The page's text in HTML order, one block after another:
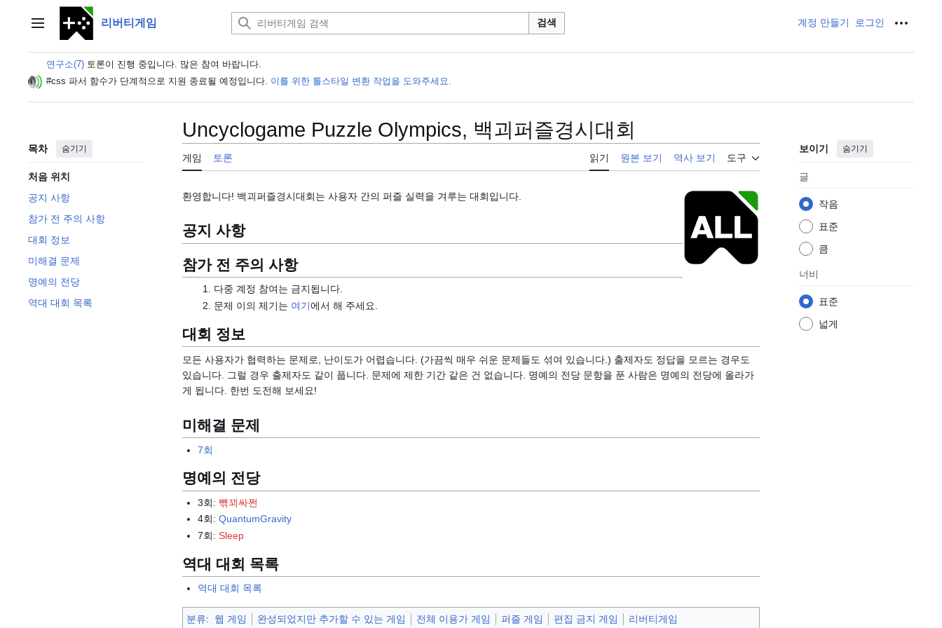
주 메뉴 리버티게임 검색 계정 만들기 로그인 개인 도구
연구소(7)토론이 진행 중입니다. 많은 참여 바랍니다.
#css 파서 함수가 단계적으로 지원 종료될 예정입니다. 이를 위한 틀스타일 변환 작업을 도와주세요.
목차 숨기기
처음 위치
공지 사항
참가 전 주의 사항
대회 정보
미해결 문제
명예의 전당
역대 대회 목록
Uncyclogame Puzzle Olympics, 백괴퍼즐경시대회
게임 토론 읽기 원본 보기 역사 보기 도구
보이기 숨기기
글
작음
표준
큼
너비
표준
넓게
환영합니다! 백괴퍼즐경시대회는 사용자 간의 퍼즐 실력을 겨루는 대회입니다.
공지 사항
참가 전 주의 사항
다중 계정 참여는 금지됩니다.
문제 이의 제기는 여기에서 해 주세요.
대회 정보
모든 사용자가 협력하는 문제로, 난이도가 어렵습니다. (가끔씩 매우 쉬운 문제들도 섞여 있습니다.) 출제자도 정답을 모르는 경우도
있습니다. 그럴 경우 출제자도 같이 풉니다. 문제에 제한 기간 같은 건 없습니다. 명예의 전당 문항을 푼 사람은 명예의 전당에 올라가
게 됩니다. 한번 도전해 보세요!
미해결 문제
7회
명예의 전당
3회: 뺶꾀싸쩐
4회:QuantumGravity
7회:Sleep
역대 대회 목록
역대 대회 목록
분류: 웹 게임 완성되었지만 추가할 수 있는 게임 전체 이용가 게임 퍼즐 게임 편집 금지 게임 리버티게임